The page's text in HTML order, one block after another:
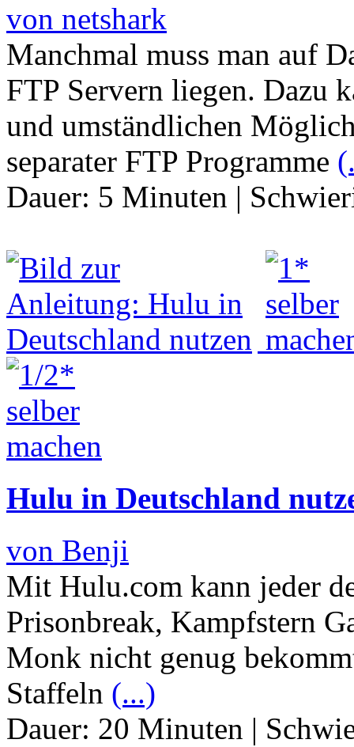
von netshark
Manchmal muss man auf
FTP Servern liegen. Dazu
und umständlichen
separater FTP Programme
Dauer: 5 Minuten |
Hulu in Deutschland
von Benji
Mit Hulu.com kann jeder
Prisonbreak, Kampfstern
Monk nicht genug
Staffeln (...)
Dauer: 20 Minuten |